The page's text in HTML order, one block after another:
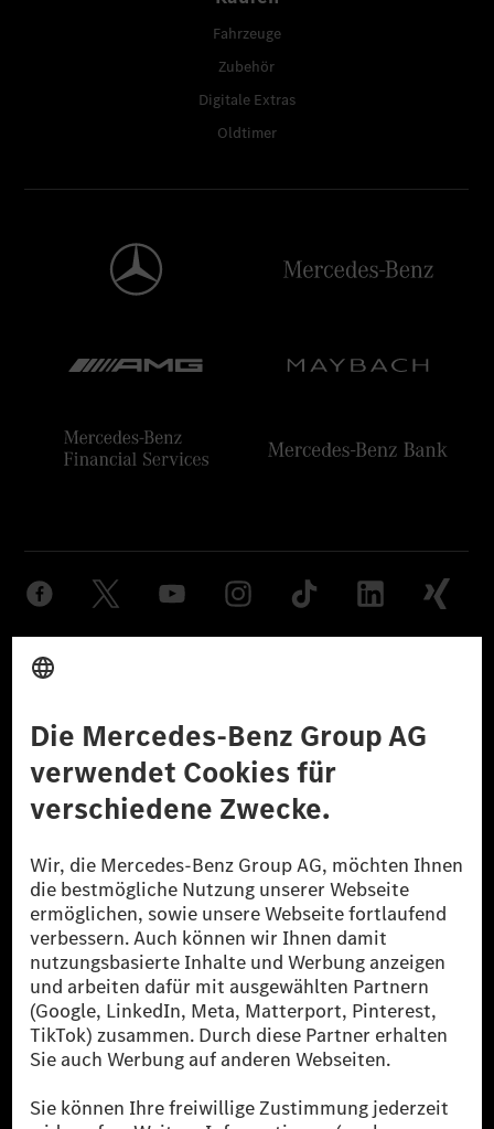
Fahrzeuge
Zubehör
Digitale Extras
Oldtimer
© 2026 Mercedes-Benz Group AG. Alle Rechte vorbehalten.
reduzierte CO₂-Emissionen bei der Mercedes-Benz Group durch
zertifizierte Ausgleichsprojekte kompensiert werden.
[2] Renewable Charging ist ein integraler Bestandteil von MB.CHARGE
Public in Europa, den USA, Kanada und China. Sofern an der jeweiligen
Ladestation noch kein Strom aus erneuerbaren Energien vorliegt,
verwendet Renewable Charging Grünstromzertifikate*. Diese stellen
sicher, dass für Ladevorgänge über MB.CHARGE Public eine äquivalente
Strommenge aus erneuerbaren Energien ins Stromnetz eingespeist wird.
Sie stammen ausschließlich aus Wind- und Solarkraftanlagen, die jünger
als sechs Jahre sind.
* Inkl. EKOenergy Ökolabel
* Die angegebenen Werte wurden nach dem vorgeschriebenen
Messverfahren WLTP (Worldwide harmonised Light vehicles Test